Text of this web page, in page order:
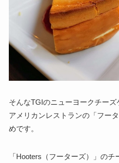
そんなTGIのニューヨークチー
アメリカンレストランの「フー
めです。
「Hooters（フーターズ）」のチ